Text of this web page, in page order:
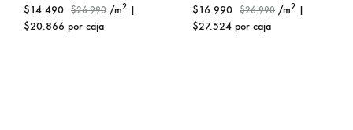
$14.490 $26.990 /m2 |
$20.866 por caja
$16.990 $26.990 /m2 |
$27.524 por caja